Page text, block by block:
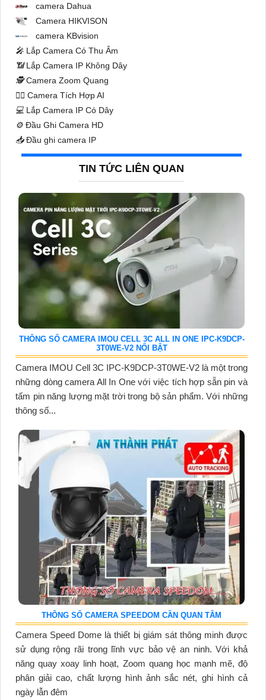
camera Dahua
Camera HIKVISON
camera KBvision
️🎤️ Lắp Camera Có Thu Âm
📶Lắp Camera IP Không Dây
🕵️Camera Zoom Quang
🧛‍♀️ Camera Tích Hợp AI
💻 Lắp Camera IP Có Dây
⚙️ Đầu Ghi Camera HD
📥Đầu ghi camera IP
TIN TỨC LIÊN QUAN
THÔNG SỐ CAMERA IMOU CELL 3C ALL IN ONE IPC-K9DCP-
3T0WE-V2 NỔI BẬT
Camera IMOU Cell 3C IPC-K9DCP-3T0WE-V2 là một trong
những dòng camera All In One với việc tích hợp sẵn pin và
tấm pin năng lượng mặt trời trong bộ sản phẩm. Với những
thông số...
THÔNG SỐ CAMERA SPEEDOM CẦN QUAN TÂM
Camera Speed Dome là thiết bị giám sát thông minh được
sử dụng rộng rãi trong lĩnh vực bảo vệ an ninh. Với khả
năng quay xoay linh hoạt, Zoom quang học mạnh mẽ, độ
phân giải cao, chất lượng hình ảnh sắc nét, ghi hình cả
ngày lẫn đêm